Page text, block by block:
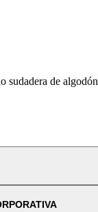
sudadera de algodón